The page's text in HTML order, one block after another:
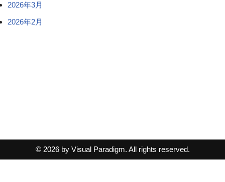
2026年3月
2026年2月
© 2026 by Visual Paradigm. All rights reserved.